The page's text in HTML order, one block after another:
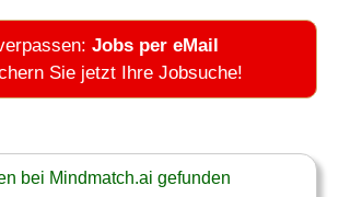
Jobs per eMail
Sie jetzt Ihre Jobsuche!
bei Mindmatch.ai gefunden